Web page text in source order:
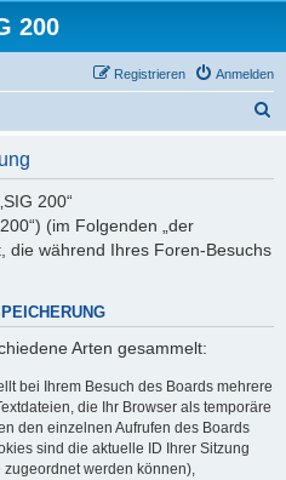
200
Anmelden
Registrieren
200“
(im Folgenden „der
die während Ihres Foren-Besuchs
Arten gesammelt:
bei Ihrem Besuch des Boards mehrere
die Ihr Browser als temporäre
den einzelnen Aufrufen des Boards
sind die aktuelle ID Ihrer Sitzung
werden können),